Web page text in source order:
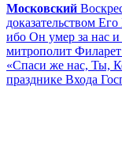
Московский
доказательством
ибо Он умер за нас и
митрополит
«Спаси же нас, Ты,
празднике Входа